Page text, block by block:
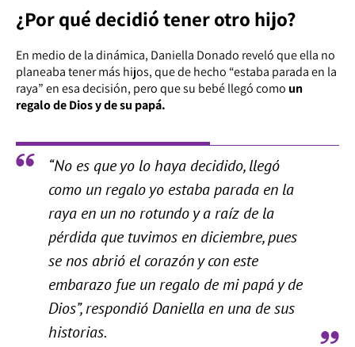
¿Por qué decidió tener otro hijo?
En medio de la dinámica, Daniella Donado reveló que ella no
planeaba tener más hijos, que de hecho “estaba parada en la
raya” en esa decisión, pero que su bebé llegó como un
regalo de Dios y de su papá.
“No es que yo lo haya decidido, llegó
como un regalo yo estaba parada en la
raya en un no rotundo y a raíz de la
pérdida que tuvimos en diciembre, pues
se nos abrió el corazón y con este
embarazo fue un regalo de mi papá y de
Dios”, respondió Daniella en una de sus
historias.